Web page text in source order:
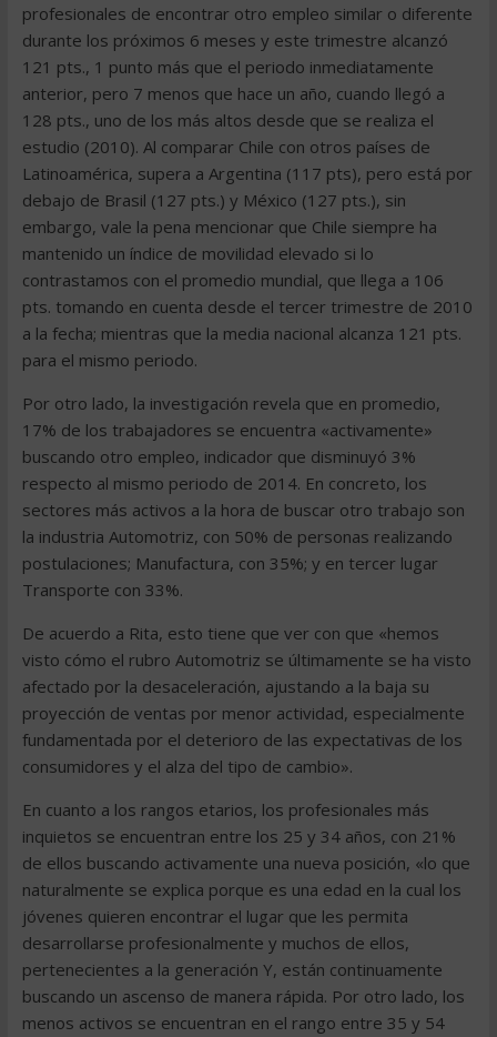
profesionales de encontrar otro empleo similar o diferente
durante los próximos 6 meses y este trimestre alcanzó
121 pts., 1 punto más que el periodo inmediatamente
anterior, pero 7 menos que hace un año, cuando llegó a
128 pts., uno de los más altos desde que se realiza el
estudio (2010). Al comparar Chile con otros países de
Latinoamérica, supera a Argentina (117 pts), pero está por
debajo de Brasil (127 pts.) y México (127 pts.), sin
embargo, vale la pena mencionar que Chile siempre ha
mantenido un índice de movilidad elevado si lo
contrastamos con el promedio mundial, que llega a 106
pts. tomando en cuenta desde el tercer trimestre de 2010
a la fecha; mientras que la media nacional alcanza 121 pts.
para el mismo periodo.
Por otro lado, la investigación revela que en promedio,
17% de los trabajadores se encuentra «activamente»
buscando otro empleo, indicador que disminuyó 3%
respecto al mismo periodo de 2014. En concreto, los
sectores más activos a la hora de buscar otro trabajo son
la industria Automotriz, con 50% de personas realizando
postulaciones; Manufactura, con 35%; y en tercer lugar
Transporte con 33%.
De acuerdo a Rita, esto tiene que ver con que «hemos
visto cómo el rubro Automotriz se últimamente se ha visto
afectado por la desaceleración, ajustando a la baja su
proyección de ventas por menor actividad, especialmente
fundamentada por el deterioro de las expectativas de los
consumidores y el alza del tipo de cambio».
En cuanto a los rangos etarios, los profesionales más
inquietos se encuentran entre los 25 y 34 años, con 21%
de ellos buscando activamente una nueva posición, «lo que
naturalmente se explica porque es una edad en la cual los
jóvenes quieren encontrar el lugar que les permita
desarrollarse profesionalmente y muchos de ellos,
pertenecientes a la generación Y, están continuamente
buscando un ascenso de manera rápida. Por otro lado, los
menos activos se encuentran en el rango entre 35 y 54